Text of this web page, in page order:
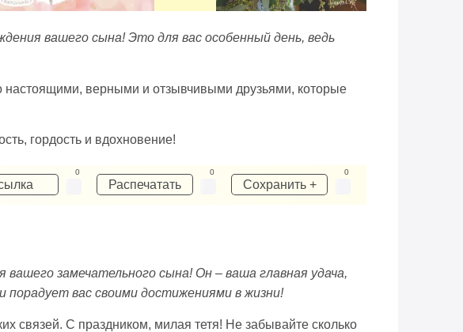
вашего сына! Это для вас особенный день, ведь
настоящими, верными и отзывчивыми друзьями, которые
гордость и вдохновение!
0
Распечатать
0
Сохранить +
0
замечательного сына! Он – ваша главная удача,
вас своими достижениями в жизни!
связей. С праздником, милая тетя! Не забывайте сколько